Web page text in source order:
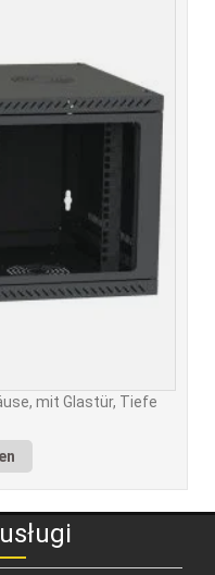
mit Glastür, Tiefe